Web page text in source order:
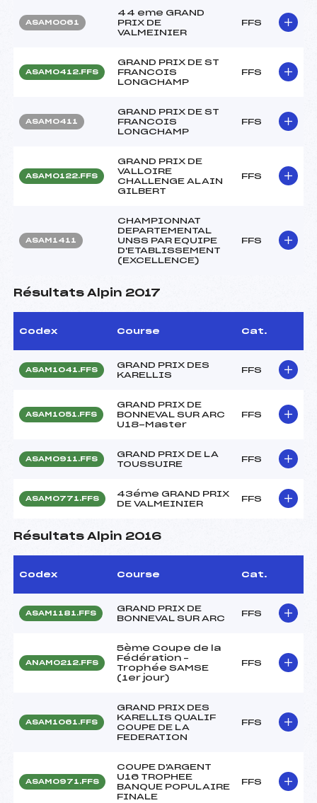
ASAM0061
44 eme GRAND
PRIX DE
VALMEINIER
FFS
ASAM0412.FFS
GRAND PRIX DE ST
FRANCOIS
LONGCHAMP
FFS
ASAM0411
GRAND PRIX DE ST
FRANCOIS
LONGCHAMP
FFS
ASAM0122.FFS
GRAND PRIX DE
VALLOIRE
CHALLENGE ALAIN
GILBERT
FFS
ASAM1411
CHAMPIONNAT
DEPARTEMENTAL
UNSS PAR EQUIPE
D'ETABLISSEMENT
(EXCELLENCE)
FFS
Résultats Alpin 2017
Codex Course Cat.
ASAM1041.FFS
GRAND PRIX DES
KARELLIS
FFS
ASAM1051.FFS
GRAND PRIX DE
BONNEVAL SUR ARC
U18-Master
FFS
ASAM0911.FFS
GRAND PRIX DE LA
TOUSSUIRE
FFS
ASAM0771.FFS
43éme GRAND PRIX
DE VALMEINIER
FFS
Résultats Alpin 2016
Codex Course Cat.
ASAM1181.FFS
GRAND PRIX DE
BONNEVAL SUR ARC
FFS
ANAM0212.FFS
5ème Coupe de la
Fédération –
Trophée SAMSE
(1er jour)
FFS
ASAM1061.FFS
GRAND PRIX DES
KARELLIS QUALIF
COUPE DE LA
FEDERATION
FFS
ASAM0971.FFS
COUPE D'ARGENT
U16 TROPHEE
BANQUE POPULAIRE
FINALE
FFS